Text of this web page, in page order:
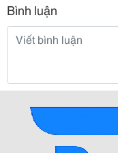
Bình luận